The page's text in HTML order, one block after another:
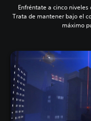
Enfréntate a cinco
Trata de mantener bajo el
máximo